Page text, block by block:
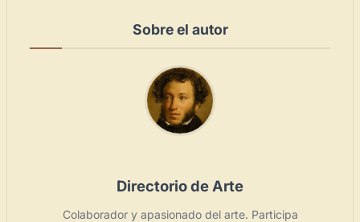
Sobre el autor
Directorio de Arte
Colaborador y apasionado del arte. Participa